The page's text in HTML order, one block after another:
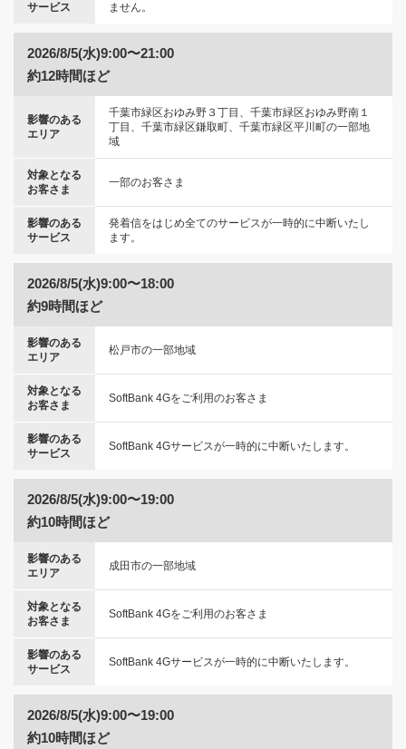
サービス
ません。
2026/8/5(水)9:00〜21:00
約12時間ほど
影響のある
エリア
千葉市緑区おゆみ野３丁目、千葉市緑区おゆみ野南１
丁目、千葉市緑区鎌取町、千葉市緑区平川町の一部地
域
対象となる
お客さま
一部のお客さま
影響のある
サービス
発着信をはじめ全てのサービスが一時的に中断いたし
ます。
2026/8/5(水)9:00〜18:00
約9時間ほど
影響のある
エリア
松戸市の一部地域
対象となる
お客さま
SoftBank 4Gをご利用のお客さま
影響のある
サービス
SoftBank 4Gサービスが一時的に中断いたします。
2026/8/5(水)9:00〜19:00
約10時間ほど
影響のある
エリア
成田市の一部地域
対象となる
お客さま
SoftBank 4Gをご利用のお客さま
影響のある
サービス
SoftBank 4Gサービスが一時的に中断いたします。
2026/8/5(水)9:00〜19:00
約10時間ほど